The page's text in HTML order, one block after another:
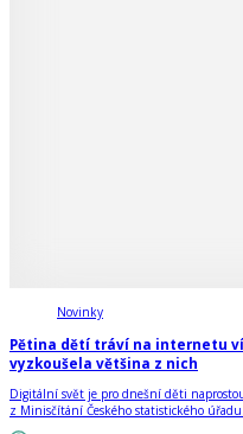
Novinky
Pětina dětí tráví na internetu
vyzkoušela většina z nich
Digitální svět je pro dnešní děti
z Minisčítání Českého statistického úřadu.